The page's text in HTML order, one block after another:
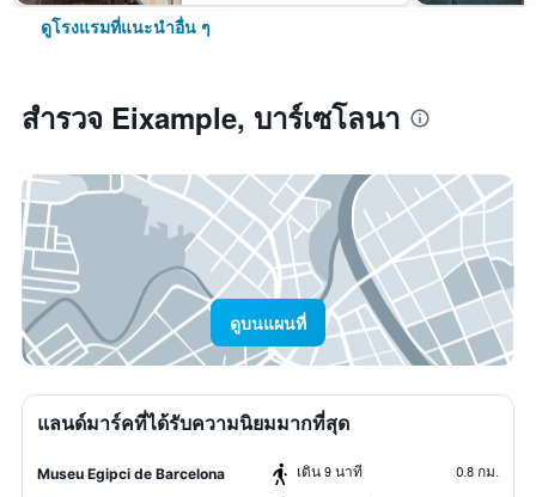
ดูโรงแรมที่แนะนำอื่น ๆ
สำรวจ Eixample, บาร์เซโลนา
ดูบนแผนที่
แลนด์มาร์คที่ได้รับความนิยมมากที่สุด
Museu Egipci de Barcelona เดิน 9 นาที 0.8 กม.